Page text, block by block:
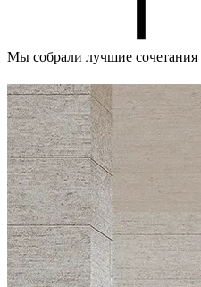
Мы собрали лучшие сочетания